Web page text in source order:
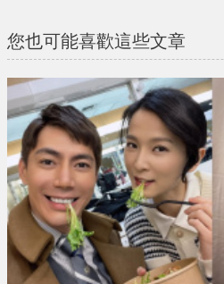
您也可能喜歡這些文章